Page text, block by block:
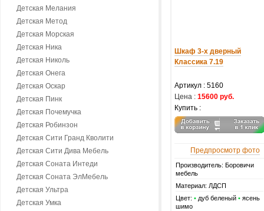
Детская Мелания
Детская Метод
Детская Морская
Детская Ника
Детская Николь
Детская Онега
Детская Оскар
Детская Пинк
Детская Почемучка
Детская Робинзон
Детская Сити Гранд Кволити
Детская Сити Дива Мебель
Детская Соната Интеди
Детская Соната ЭлМебель
Детская Ультра
Детская Умка
Шкаф 3-х дверный
Классика 7.19
Артикул : 5160
Цена : 15600 руб.
Купить :
Предпросмотр фото
Производитель: Боровичи
мебель
Материал: ЛДСП
Цвет: • дуб беленый • ясень
шимо